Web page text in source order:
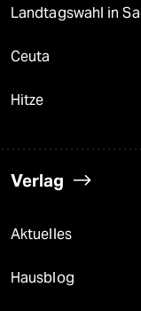
Landtagswahl in
Ceuta
Hitze
Verlag
Aktuelles
Hausblog